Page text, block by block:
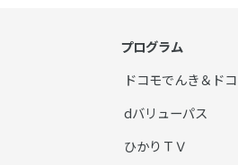
プログラム
ドコモでんき＆ド
dバリューパス
ひかりＴＶ